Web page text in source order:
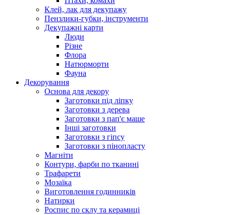
Клей, лак для декупажу
Пензлики-губки, інструменти
Декупажні карти
Люди
Різне
Флора
Натюрморти
Фауна
Декорування
Основа для декору
Заготовки під ліпку
Заготовки з дерева
Заготовки з пап'є маше
Інші заготовки
Заготовки з гіпсу
Заготовки з пінопласту
Магніти
Контури, фарби по тканині
Трафарети
Мозаїка
Виготовлення годинників
Натирки
Роспис по склу та керамиці